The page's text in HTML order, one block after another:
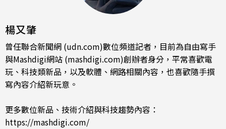
楊又肇
曾任聯合新聞網 (udn.com)數位頻道記者，目前為自由寫手
與Mashdigi網站 (mashdigi.com)創辦者身分，平常喜歡電
玩、科技類新品，以及軟體、網路相關內容，也喜歡隨手撰
寫內容介紹新玩意。
更多數位新品、技術介紹與科技趨勢內容：
https://mashdigi.com/